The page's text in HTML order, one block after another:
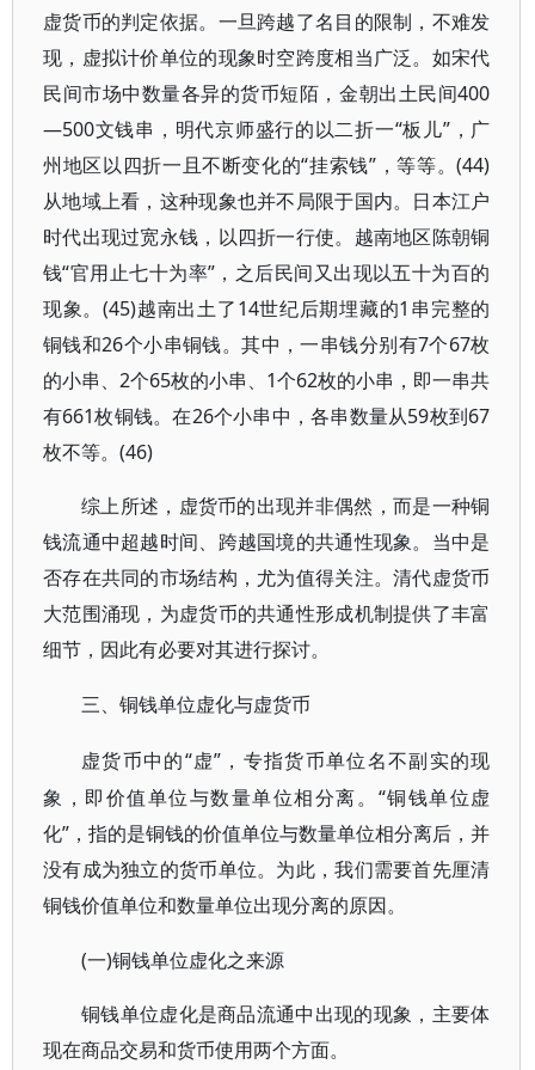
虚货币的判定依据。一旦跨越了名目的限制，不难发
现，虚拟计价单位的现象时空跨度相当广泛。如宋代
民间市场中数量各异的货币短陌，金朝出土民间400
—500文钱串，明代京师盛行的以二折一“板儿”，广
州地区以四折一且不断变化的“挂索钱”，等等。(44)
从地域上看，这种现象也并不局限于国内。日本江户
时代出现过宽永钱，以四折一行使。越南地区陈朝铜
钱“官用止七十为率”，之后民间又出现以五十为百的
现象。(45)越南出土了14世纪后期埋藏的1串完整的
铜钱和26个小串铜钱。其中，一串钱分别有7个67枚
的小串、2个65枚的小串、1个62枚的小串，即一串共
有661枚铜钱。在26个小串中，各串数量从59枚到67
枚不等。(46)
综上所述，虚货币的出现并非偶然，而是一种铜
钱流通中超越时间、跨越国境的共通性现象。当中是
否存在共同的市场结构，尤为值得关注。清代虚货币
大范围涌现，为虚货币的共通性形成机制提供了丰富
细节，因此有必要对其进行探讨。
三、铜钱单位虚化与虚货币
虚货币中的“虚”，专指货币单位名不副实的现
象，即价值单位与数量单位相分离。“铜钱单位虚
化”，指的是铜钱的价值单位与数量单位相分离后，并
没有成为独立的货币单位。为此，我们需要首先厘清
铜钱价值单位和数量单位出现分离的原因。
(一)铜钱单位虚化之来源
铜钱单位虚化是商品流通中出现的现象，主要体
现在商品交易和货币使用两个方面。